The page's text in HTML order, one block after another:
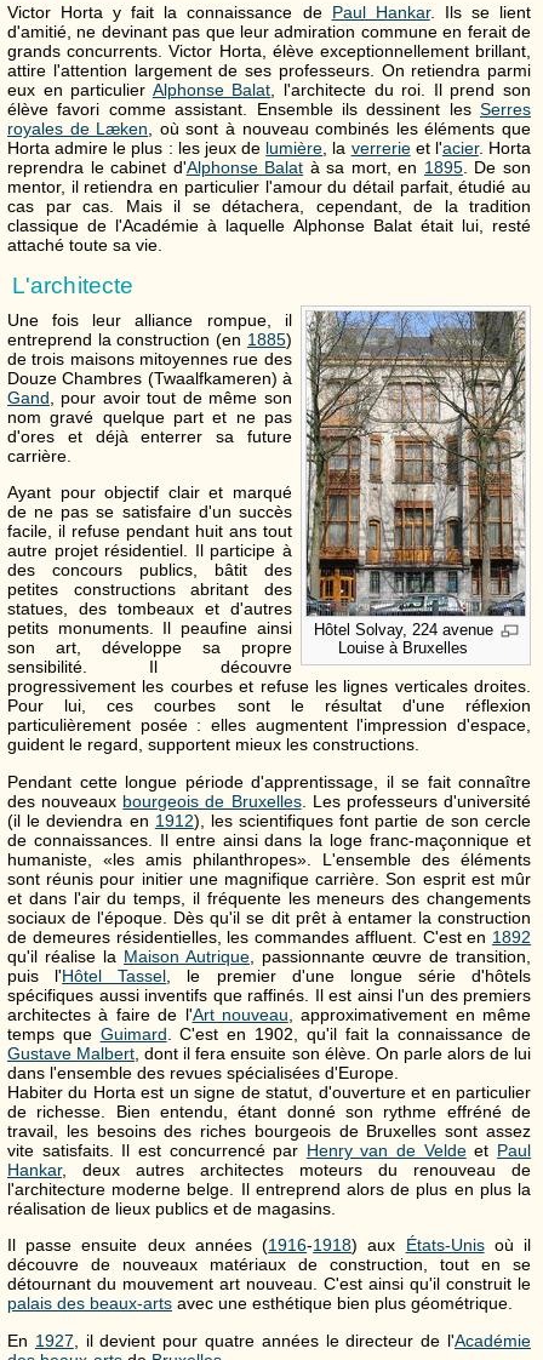
Victor Horta y fait la connaissance de Paul Hankar. Ils se lient
d'amitié, ne devinant pas que leur admiration commune en ferait de
grands concurrents. Victor Horta, élève exceptionnellement brillant,
attire l'attention largement de ses professeurs. On retiendra parmi
eux en particulier Alphonse Balat , l'architecte du roi. Il prend son
élève favori comme assistant. Ensemble ils dessinent les Serres
royales de Læken , où sont à nouveau combinés les éléments que
Horta admire le plus : les jeux de lumière , la verrerieet l'acier. Horta
reprendra le cabinet d'Alphonse Balat à sa mort, en 1895. De son
mentor, il retiendra en particulier l'amour du détail parfait, étudié au
cas par cas. Mais il se détachera, cependant, de la tradition
classique de l'Académie à laquelle Alphonse Balat était lui, resté
attaché toute sa vie.
L'architecte
Hôtel Solvay, 224 avenue
Louise à Bruxelles
Une fois leur alliance rompue, il
entreprend la construction (en 1885)
de trois maisons mitoyennes rue des
Douze Chambres (Twaalfkameren) à
Gand , pour avoir tout de même son
nom gravé quelque part et ne pas
d'ores et déjà enterrer sa future
carrière.
Ayant pour objectif clair et marqué
de ne pas se satisfaire d'un succès
facile, il refuse pendant huit ans tout
autre projet résidentiel. Il participe à
des concours publics, bâtit des
petites constructions abritant des
statues, des tombeaux et d'autres
petits monuments. Il peaufine ainsi
son art, développe sa propre
sensibilité. Il découvre
progressivement les courbes et refuse les lignes verticales droites.
Pour lui, ces courbes sont le résultat d'une réflexion
particulièrement posée : elles augmentent l'impression d'espace,
guident le regard, supportent mieux les constructions.
Pendant cette longue période d'apprentissage, il se fait connaître
des nouveaux bourgeois de Bruxelles. Les professeurs d'université
(il le deviendra en 1912), les scientifiques font partie de son cercle
de connaissances. Il entre ainsi dans la loge franc-maçonnique et
humaniste, «les amis philanthropes». L'ensemble des éléments
sont réunis pour initier une magnifique carrière. Son esprit est mûr
et dans l'air du temps, il fréquente les meneurs des changements
sociaux de l'époque. Dès qu'il se dit prêt à entamer la construction
de demeures résidentielles, les commandes affluent. C'est en 1892
qu'il réalise la Maison Autrique , passionnante œuvre de transition,
puis l'Hôtel Tassel , le premier d'une longue série d'hôtels
spécifiques aussi inventifs que raffinés. Il est ainsi l'un des premiers
architectes à faire de l'Art nouveau , approximativement en même
temps que Guimard . C'est en 1902, qu'il fait la connaissance de
Gustave Malbert , dont il fera ensuite son élève. On parle alors de lui
dans l'ensemble des revues spécialisées d'Europe.
Habiter du Horta est un signe de statut, d'ouverture et en particulier
de richesse. Bien entendu, étant donné son rythme effréné de
travail, les besoins des riches bourgeois de Bruxelles sont assez
vite satisfaits. Il est concurrencé par Henry van de Veldeet Paul
Hankar, deux autres architectes moteurs du renouveau de
l'architecture moderne belge. Il entreprend alors de plus en plus la
réalisation de lieux publics et de magasins.
Il passe ensuite deux années (1916-1918) aux États-Unisoù il
découvre de nouveaux matériaux de construction, tout en se
détournant du mouvement art nouveau. C'est ainsi qu'il construit le
palais des beaux-arts avec une esthétique bien plus géométrique.
En 1927 , il devient pour quatre années le directeur de l'Académie